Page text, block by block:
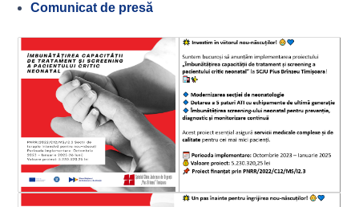
Comunicat de presă